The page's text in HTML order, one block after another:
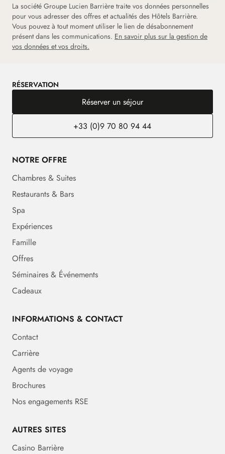
La société Groupe Lucien Barrière traite vos données personnelles
pour vous adresser des offres et actualités des Hôtels Barrière.
Vous pouvez à tout moment utiliser le lien de désabonnement
présent dans les communications. En savoir plus sur la gestion de
vos données et vos droits.
RÉSERVATION
Réserver un séjour
+33 (0)9 70 80 94 44
NOTRE OFFRE
Chambres & Suites
Restaurants & Bars
Spa
Expériences
Famille
Offres
Séminaires & Événements
Cadeaux
INFORMATIONS & CONTACT
Contact
Carrière
Agents de voyage
Brochures
Nos engagements RSE
AUTRES SITES
Casino Barrière